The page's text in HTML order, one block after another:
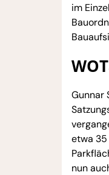
im
Gunnar
etwa 35
nun